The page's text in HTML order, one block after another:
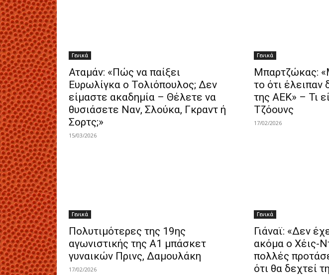
Γενικά
Αταμάν: «Πώς να παίξει
Ευρωλίγκα ο Τολιόπουλος; Δεν
είμαστε ακαδημία – Θέλετε να
θυσιάσετε Ναν, Σλούκα, Γκραντ ή
Σορτς;»
15/03/2026
Γενικά
Μπαρτζώκας:
το ότι έλειπαν
της ΑΕΚ» – Τι
Τζόουνς
17/02/2026
Γενικά
Πολυτιμότερες της 19ης
αγωνιστικής της Α1 μπάσκετ
γυναικών Πρινς, Δαμουλάκη
17/02/2026
Γενικά
Γιάναϊ: «Δεν
ακόμα ο Χέις-
πολλές
ότι θα δεχτεί